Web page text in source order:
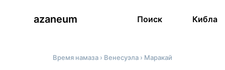
azaneum Поиск Кибла
Время намаза › Венесуэла › Маракай